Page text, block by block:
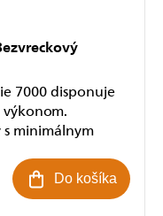
Do košíka
7000 disponuje
výkonom.
minimálnym